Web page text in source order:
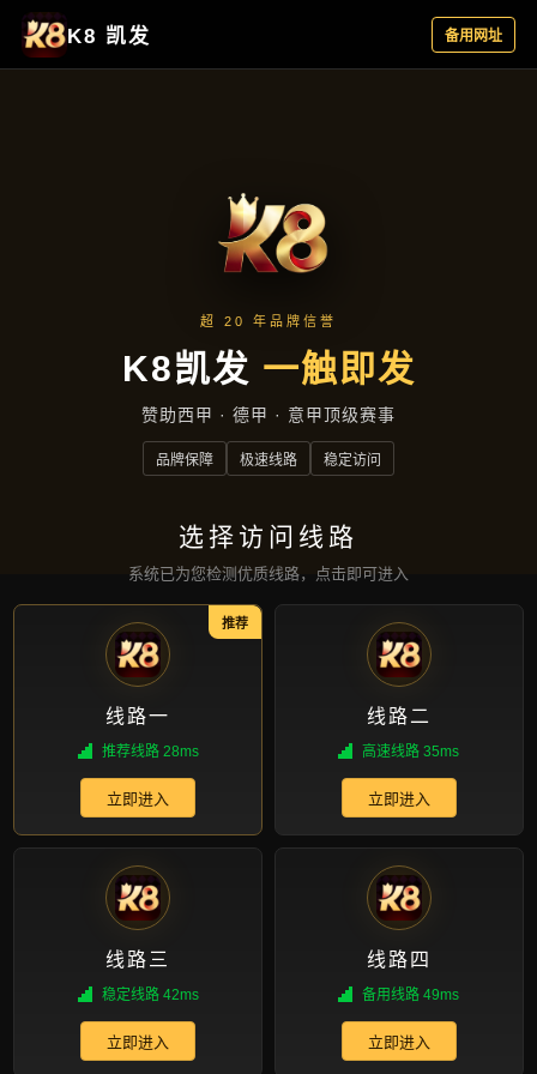
行业资讯
首页 行业资讯